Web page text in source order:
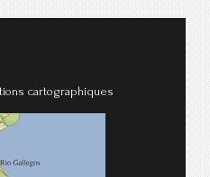
cartographiques